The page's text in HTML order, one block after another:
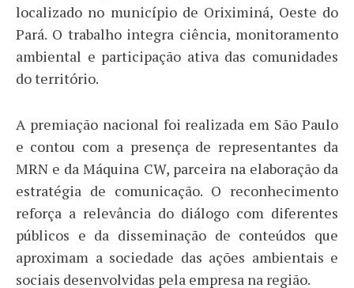
localizado no município de Oriximiná, Oeste do
Pará. O trabalho integra ciência, monitoramento
ambiental e participação ativa das comunidades
do território.
A premiação nacional foi realizada em São Paulo
e contou com a presença de representantes da
MRN e da Máquina CW, parceira na elaboração da
estratégia de comunicação. O reconhecimento
reforça a relevância do diálogo com diferentes
públicos e da disseminação de conteúdos que
aproximam a sociedade das ações ambientais e
sociais desenvolvidas pela empresa na região.